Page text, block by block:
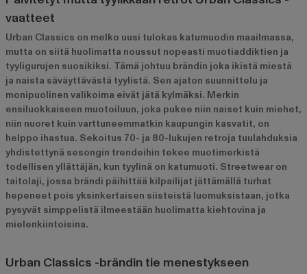
vaatteet
Urban Classics on melko uusi tulokas katumuodin maailmassa,
mutta on siitä huolimatta noussut nopeasti muotiaddiktien ja
tyyligurujen suosikiksi. Tämä johtuu brändin joka ikistä miestä
ja naista säväyttävästä tyylistä. Sen ajaton suunnittelu ja
monipuolinen valikoima eivät jätä kylmäksi. Merkin
ensiluokkaiseen muotoiluun, joka pukee niin naiset kuin miehet,
niin nuoret kuin varttuneemmatkin kaupungin kasvatit, on
helppo ihastua. Sekoitus 70- ja 80-lukujen retroja tuulahduksia
yhdistettynä sesongin trendeihin tekee muotimerkistä
todellisen yllättäjän, kun tyylinä on katumuoti. Streetwear on
taitolaji, jossa brändi päihittää kilpailijat jättämällä turhat
hepeneet pois yksinkertaisen siisteistä luomuksistaan, jotka
pysyvät simppelistä ilmeestään huolimatta kiehtovina ja
mielenkiintoisina.
Urban Classics -brändin tie menestykseen